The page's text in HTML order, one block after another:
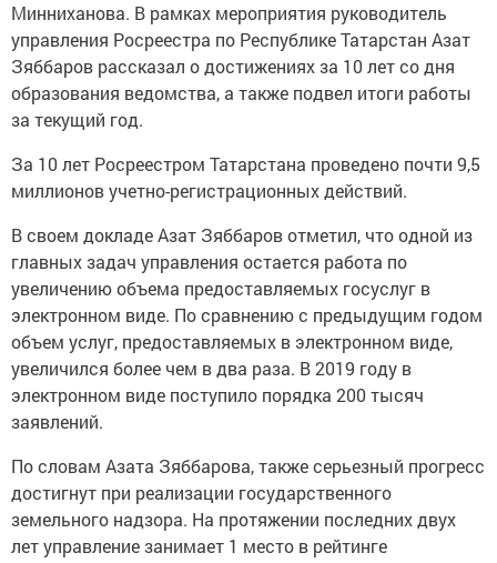
Минниханова. В рамках мероприятия руководитель
управления Росреестра по Республике Татарстан Азат
Зяббаров рассказал о достижениях за 10 лет со дня
образования ведомства, а также подвел итоги работы
за текущий год.
За 10 лет Росреестром Татарстана проведено почти 9,5
миллионов учетно-регистрационных действий.
В своем докладе Азат Зяббаров отметил, что одной из
главных задач управления остается работа по
увеличению объема предоставляемых госуслуг в
электронном виде. По сравнению с предыдущим годом
объем услуг, предоставляемых в электронном виде,
увеличился более чем в два раза. В 2019 году в
электронном виде поступило порядка 200 тысяч
заявлений.
По словам Азата Зяббарова, также серьезный прогресс
достигнут при реализации государственного
земельного надзора. На протяжении последних двух
лет управление занимает 1 место в рейтинге